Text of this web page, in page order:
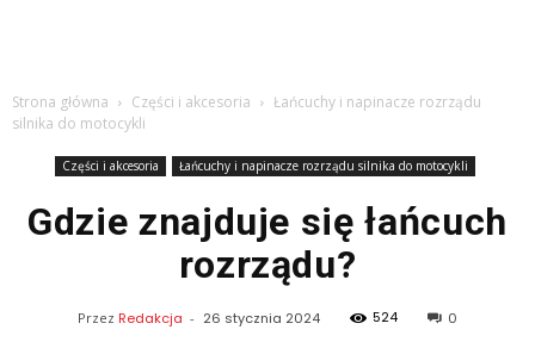
Strona główna Części i akcesoria
Łańcuchy i napinacze rozrządu
silnika do motocykli
Części i akcesoria Łańcuchy i napinacze rozrządu silnika do motocykli
Gdzie znajduje się łańcuch
rozrządu?
Przez Redakcja - 26 stycznia 2024 524 0